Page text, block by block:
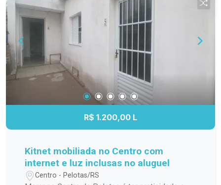
proporcionando mais privacidade, boa ventilação
e excelente iluminação natural. Localização
Localizado na Avenida Duque de Caxias, o
Residencial Estrela Gaúcha oferece fácil acesso
aos principais pontos da cidade. O imóvel está
próximo a supermercados, escolas, farmácias,
transporte público e diversos comércios e
serviços, trazendo mais praticidade para o dia a
de conhecer este apartamento. Entre em contato
e agende sua visita para descobrir tudo o que
R$ 1.200,00 L
Kitnet mobiliada no Centro com
internet e luz inclusas no aluguel
Centro - Pelotas/RS